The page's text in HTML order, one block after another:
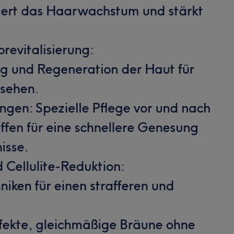
das Haarwachstum und stärkt
und Regeneration der Haut für
Spezielle Pflege vor und nach
für eine schnellere Genesung
Cellulite-Reduktion:
für einen strafferen und
gleichmäßige Bräune ohne